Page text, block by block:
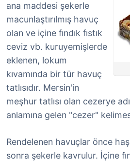
ana maddesi şekerle
macunlaştırılmış havuç
olan ve içine fındık fıstık
ceviz vb. kuruyemişlerde
eklenen, lokum
kıvamında bir tür havuç
tatlısıdır. Mersin'in
meşhur tatlısı olan cezerye
anlamına gelen "cezer"
Rendelenen havuçlar önce
sonra şekerle kavrulur. İçine